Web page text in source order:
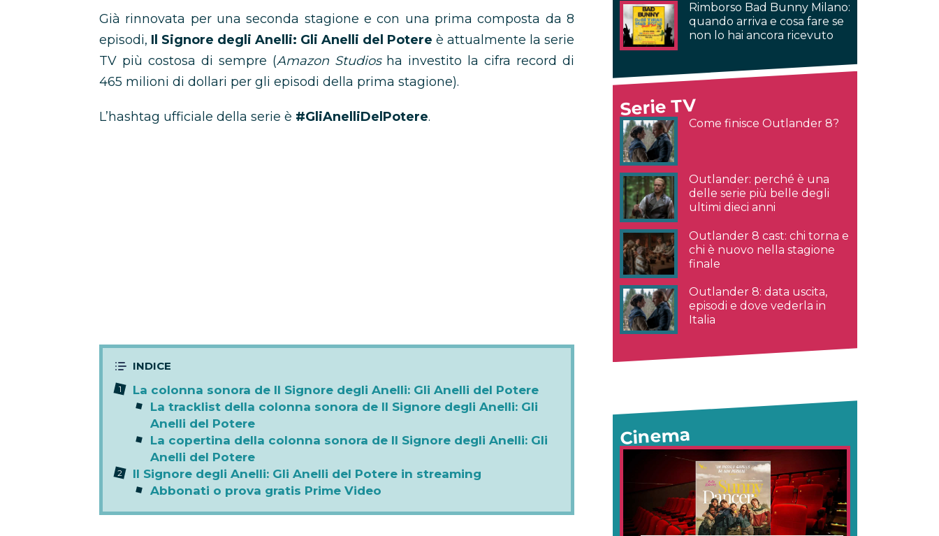
Già rinnovata per una seconda stagione e con una prima composta da 8
episodi, Il Signore degli Anelli: Gli Anelli del Potere è attualmente la serie
TV più costosa di sempre (Amazon Studiosha investito la cifra record di
465 milioni di dollari per gli episodi della prima stagione).
L’hashtag ufficiale della serie è #GliAnelliDelPotere.
La colonna sonora de Il Signore degli Anelli: Gli Anelli del Potere
La tracklist della colonna sonora de Il Signore degli Anelli: Gli
Anelli del Potere
La copertina della colonna sonora de Il Signore degli Anelli: Gli
Anelli del Potere
Il Signore degli Anelli: Gli Anelli del Potere in streaming
Abbonati o prova gratis Prime Video
Rimborso Bad Bunny Milano:
quando arriva e cosa fare se
non lo hai ancora ricevuto
Serie TV
Come finisce Outlander 8?
Outlander: perché è una
delle serie più belle degli
ultimi dieci anni
Outlander 8 cast: chi torna e
chi è nuovo nella stagione
finale
Outlander 8: data uscita,
episodi e dove vederla in
Italia
Cinema